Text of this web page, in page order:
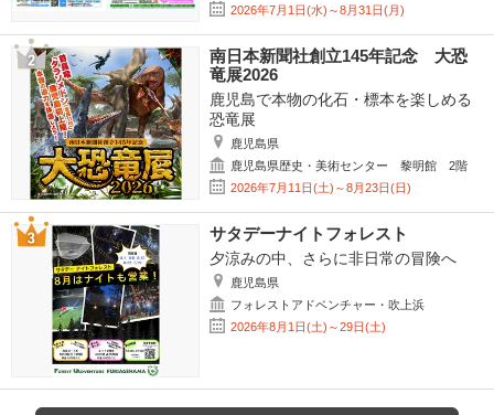
2026年7月1日(水)～8月31日(月)
南日本新聞社創立145年記念 大恐
竜展2026
鹿児島で本物の化石・標本を楽しめる
恐竜展
鹿児島県
鹿児島県歴史・美術センター 黎明館 2階
2026年7月11日(土)～8月23日(日)
サタデーナイトフォレスト
夕涼みの中、さらに非日常の冒険へ
鹿児島県
フォレストアドベンチャー・吹上浜
2026年8月1日(土)～29日(土)